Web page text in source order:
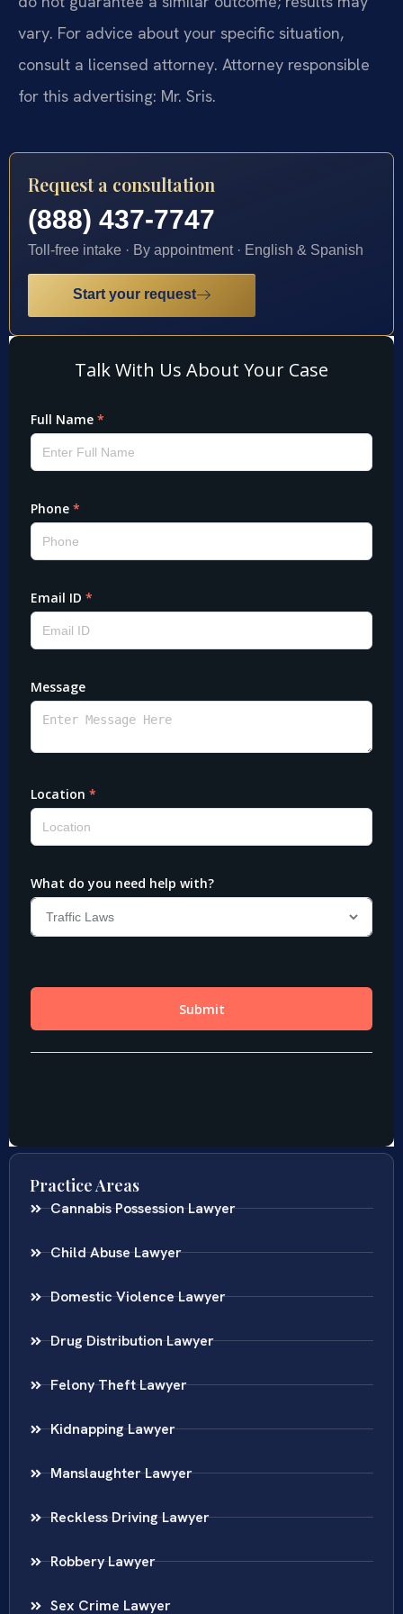
vary. For advice about your specific situation,
consult a licensed attorney. Attorney responsible
for this advertising: Mr. Sris.
Request a consultation
(888) 437-7747
Toll-free intake · By appointment · English & Spanish
Start your request
Practice Areas
Cannabis Possession Lawyer
Child Abuse Lawyer
Domestic Violence Lawyer
Drug Distribution Lawyer
Felony Theft Lawyer
Kidnapping Lawyer
Manslaughter Lawyer
Reckless Driving Lawyer
Robbery Lawyer
Sex Crime Lawyer